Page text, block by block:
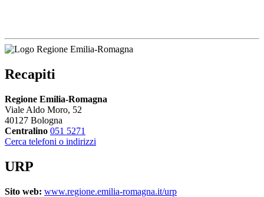
Recapiti
Regione Emilia-Romagna
Viale Aldo Moro, 52
40127 Bologna
Centralino 051 5271
Cerca telefoni o indirizzi
URP
Sito web: www.regione.emilia-romagna.it/urp